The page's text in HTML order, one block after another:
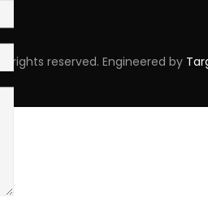
rights reserved. Engineered by